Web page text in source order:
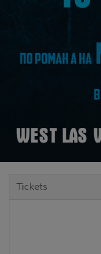
Tickets